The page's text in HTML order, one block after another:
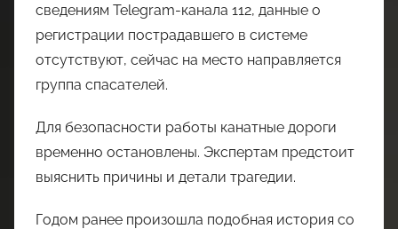
сведениям Telegram-канала 112, данные о
регистрации пострадавшего в системе
отсутствуют, сейчас на место направляется
группа спасателей.
Для безопасности работы канатные дороги
временно остановлены. Экспертам предстоит
выяснить причины и детали трагедии.
Годом ранее произошла подобная история со